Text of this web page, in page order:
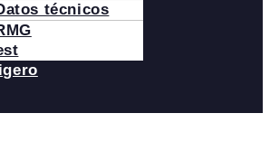
técnicos